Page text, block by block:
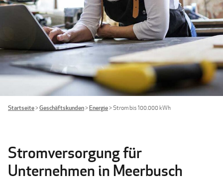
Startseite>Geschäftskunden>Energie>Strom bis 100.000 kWh
Stromversorgung für
Unternehmen in Meerbusch